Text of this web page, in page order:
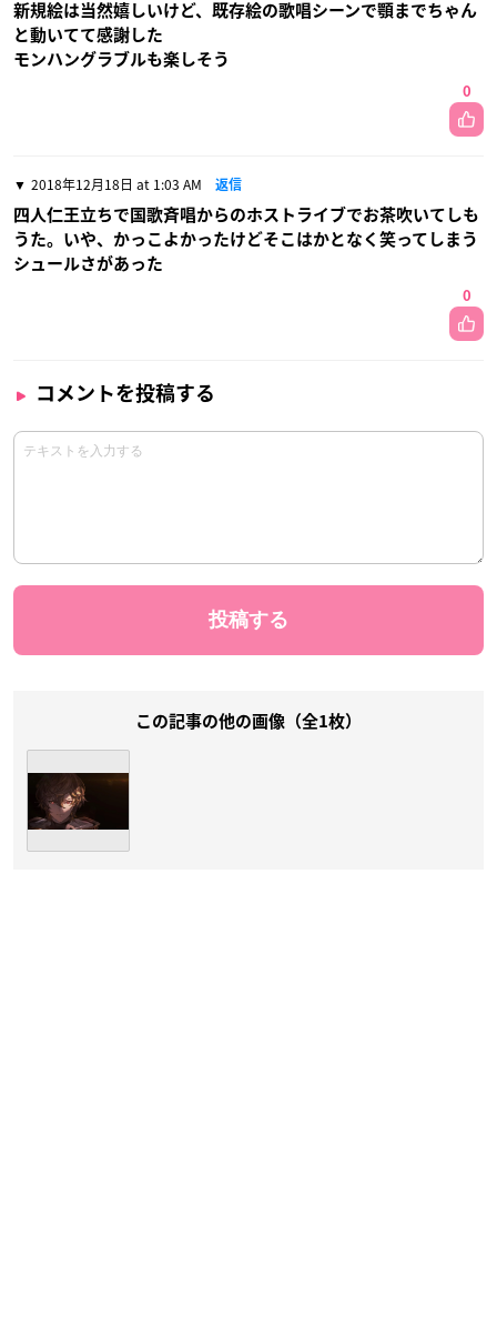
新規絵は当然嬉しいけど、既存絵の歌唱シーンで顎までちゃん
と動いてて感謝した
モンハングラブルも楽しそう
0
2018年12月18日 at 1:03 AM 返信
四人仁王立ちで国歌斉唱からのホストライブでお茶吹いてしも
うた。いや、かっこよかったけどそこはかとなく笑ってしまう
シュールさがあった
0
コメントを投稿する
この記事の他の画像（全1枚）